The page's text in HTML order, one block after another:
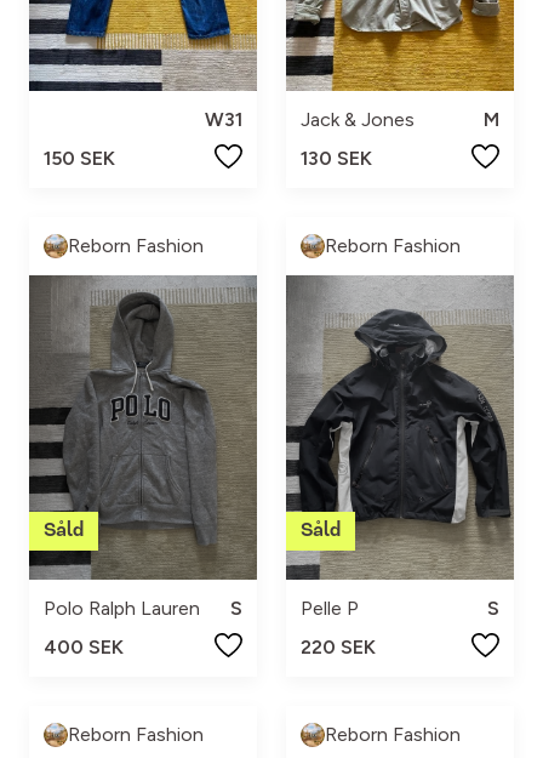
W31
150 SEK
Jack & Jones
M
130 SEK
Reborn Fashion
Polo Ralph Lauren
S
400 SEK
Reborn Fashion
Pelle P
S
220 SEK
Reborn Fashion Reborn Fashion